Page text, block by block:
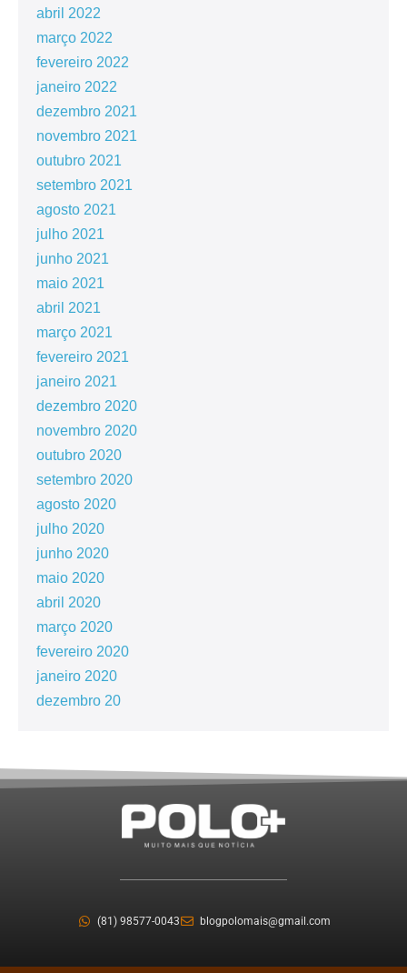
abril 2022
março 2022
fevereiro 2022
janeiro 2022
dezembro 2021
novembro 2021
outubro 2021
setembro 2021
agosto 2021
julho 2021
junho 2021
maio 2021
abril 2021
março 2021
fevereiro 2021
janeiro 2021
dezembro 2020
novembro 2020
outubro 2020
setembro 2020
agosto 2020
julho 2020
junho 2020
maio 2020
abril 2020
março 2020
fevereiro 2020
janeiro 2020
dezembro 20
(81) 98577-0043 blogpolomais@gmail.com